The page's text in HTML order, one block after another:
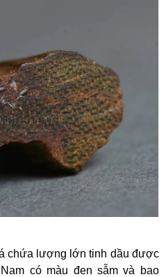
chứa lượng lớn tinh dầu được
có màu đen sẫm và bao